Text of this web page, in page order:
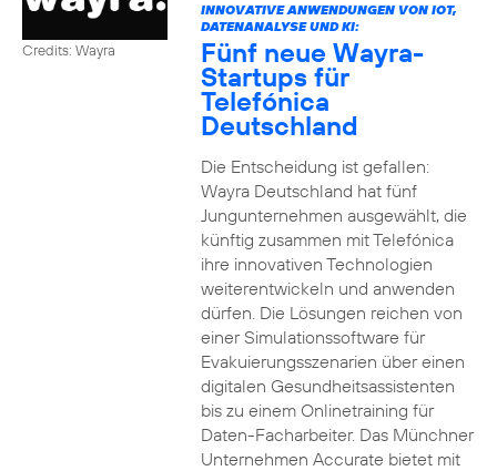
Credits: Wayra
INNOVATIVE ANWENDUNGEN VON IOT,
DATENANALYSE UND KI:
Fünf neue Wayra-
Startups für
Telefónica
Deutschland
Die Entscheidung ist gefallen:
Wayra Deutschland hat fünf
Jungunternehmen ausgewählt, die
künftig zusammen mit Telefónica
ihre innovativen Technologien
weiterentwickeln und anwenden
dürfen. Die Lösungen reichen von
einer Simulationssoftware für
Evakuierungsszenarien über einen
digitalen Gesundheitsassistenten
bis zu einem Onlinetraining für
Daten-Facharbeiter. Das Münchner
Unternehmen Accurate bietet mit